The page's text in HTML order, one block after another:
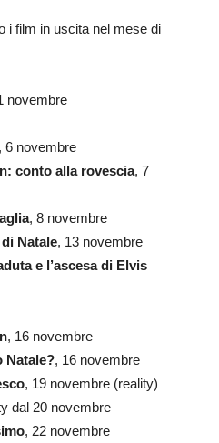
i film in uscita nel mese di
novembre
, 6 novembre
conto alla rovescia, 7
, 8 novembre
Natale, 13 novembre
e l’ascesa di Elvis
, 16 novembre
Natale?, 16 novembre
, 19 novembre (reality)
dal 20 novembre
, 22 novembre